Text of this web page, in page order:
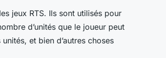
jeux RTS. Ils sont utilisés pour
d’unités que le joueur peut
et bien d’autres choses